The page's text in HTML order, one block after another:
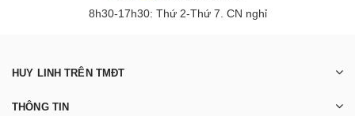
8h30-17h30: Thứ 2-Thứ 7. CN nghỉ
HUY LINH TRÊN TMĐT
THÔNG TIN